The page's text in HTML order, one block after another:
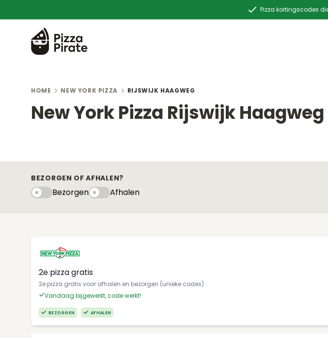
Pizza kortingscodes
HOME NEW YORK PIZZA RIJSWIJK HAAGWEG
New York Pizza Rijswijk Haagweg
BEZORGEN OF AFHALEN?
BezorgenBezorgenAfhalenyAfhalen
2e pizza gratis
2e pizza gratis voor afhalen en bezorgen (unieke codes)
Vandaag bijgewerkt, code werkt!
BEZORGEN AFHALEN